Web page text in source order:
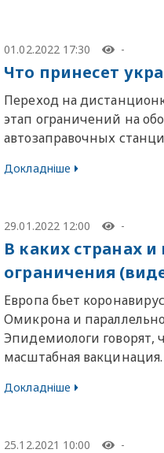
01.02.2022 17:30 -
Что принесет
Переход на
этап ограничений на
автозаправочных
Докладніше
29.01.2022 12:00 -
В каких странах
ограничения
Европа бьет
Омикрона и
Эпидемиологи говорят,
масштабная вакцинация.
Докладніше
25.12.2021 10:00 -